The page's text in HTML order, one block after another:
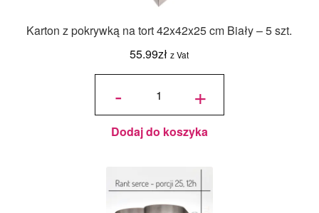
Karton z pokrywką na tort 42x42x25 cm Biały – 5 szt.
55.99zł z Vat
-
ilość
na tort
42x42x25
cm Biały
- 5 szt. +
Dodaj do koszyka